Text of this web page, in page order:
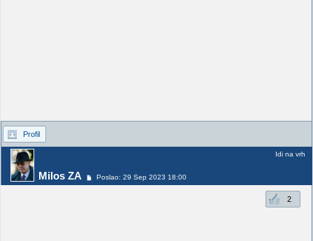
Profil
Milos ZA Poslao: 29 Sep 2023 18:00
Idi na vrh
2